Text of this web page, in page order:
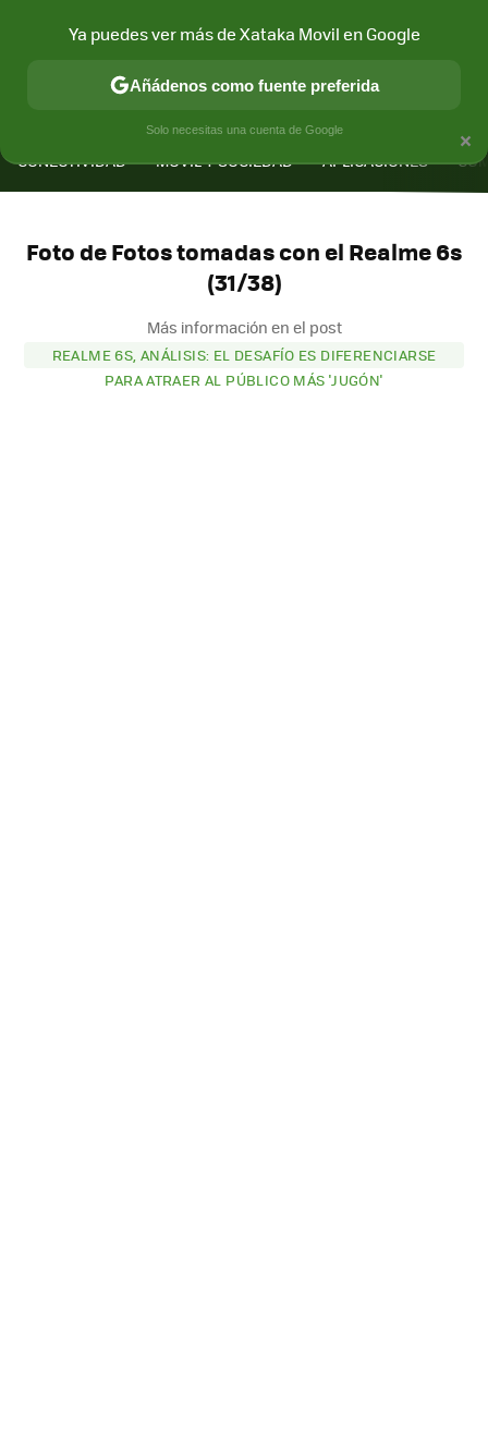
CONECTIVIDAD MÓVIL Y SOCIEDAD APLICACIONES
Foto de Fotos tomadas con el Realme 6s
(31/38)
Más información en el post
REALME 6S, ANÁLISIS: EL DESAFÍO ES DIFERENCIARSE
PARA ATRAER AL PÚBLICO MÁS 'JUGÓN'
×
Ya puedes ver más de Xataka Movil en Google
Añádenos como fuente preferida
Solo necesitas una cuenta de Google